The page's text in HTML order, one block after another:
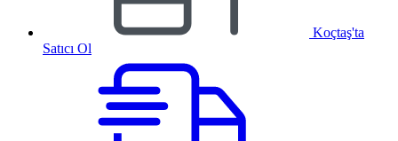
Koçtaş'ta
Satıcı Ol